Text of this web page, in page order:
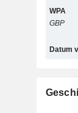
WPA
GBP
Datum